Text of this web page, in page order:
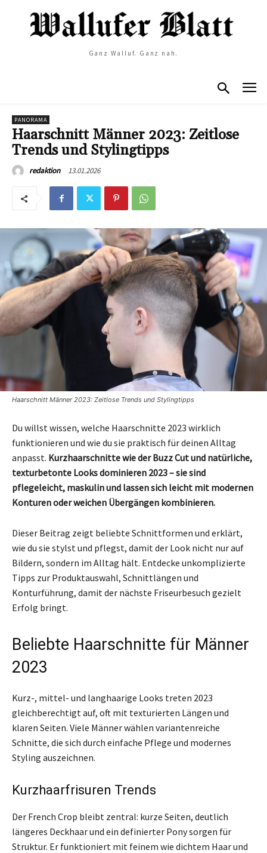
Ganz Walluf. Ganz nah.
PANORAMA
Haarschnitt Männer 2023: Zeitlose
Trends und Stylingtipps
redaktion 13.01.2026
Haarschnitt Männer 2023: Zeitlose Trends und Stylingtipps
Du willst wissen, welche Haarschnitte 2023 wirklich
funktionieren und wie du sie praktisch für deinen Alltag
anpasst. Kurzhaarschnitte wie der Buzz Cut und natürliche,
texturbetonte Looks dominieren 2023 – sie sind
pflegeleicht, maskulin und lassen sich leicht mit modernen
Konturen oder weichen Übergängen kombinieren.
Dieser Beitrag zeigt beliebte Schnittformen und erklärt,
wie du sie stylst und pflegst, damit der Look nicht nur auf
Bildern, sondern im Alltag hält. Entdecke unkomplizierte
Tipps zur Produktauswahl, Schnittlängen und
Konturführung, damit der nächste Friseurbesuch gezielt
Erfolg bringt.
Beliebte Haarschnitte für Männer
2023
Kurz-, mittel- und langhaarige Looks treten 2023
gleichberechtigt auf, oft mit texturierten Längen und
klaren Seiten. Viele Männer wählen variantenreiche
Schnitte, die sich durch einfache Pflege und modernes
Styling auszeichnen.
Kurzhaarfrisuren Trends
Der French Crop bleibt zentral: kurze Seiten, deutlich
längeres Deckhaar und ein definierter Pony sorgen für
Struktur. Er funktioniert mit feinem wie dichtem Haar und